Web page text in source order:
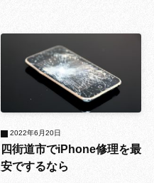
四街道市でiPhone修理を最
安でするなら
2022年6月20日